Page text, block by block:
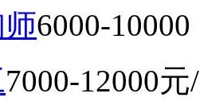
6000-
7000-12000元